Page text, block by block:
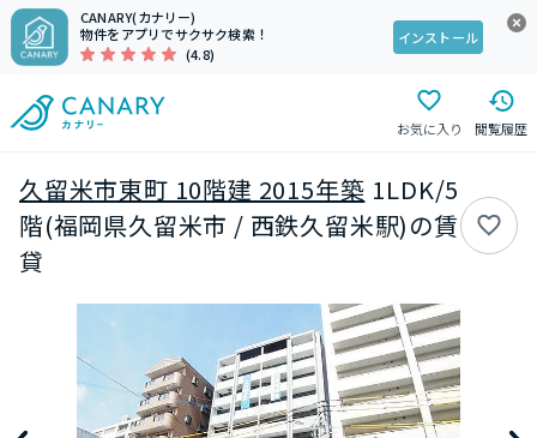
CANARY(カナリー)
物件をアプリでサクサク検索！
(4.8)
インストール
お気に入り 閲覧履歴
久留米市東町 10階建 2015年築 1LDK/5
階(福岡県久留米市 / 西鉄久留米駅)の賃
貸